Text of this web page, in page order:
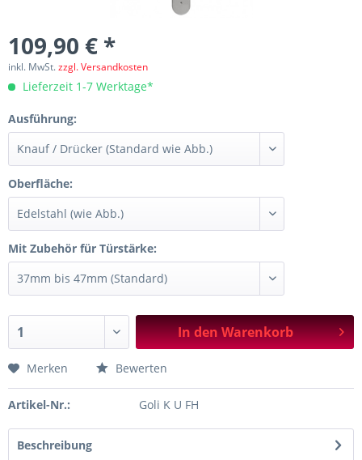
109,90 € *
inkl. MwSt.zzgl. Versandkosten
Lieferzeit 1-7 Werktage*
Ausführung:
Oberfläche:
Mit Zubehör für Türstärke:
In denWarenkorb
Merken Bewerten
Artikel-Nr.: Goli K U FH
Beschreibung